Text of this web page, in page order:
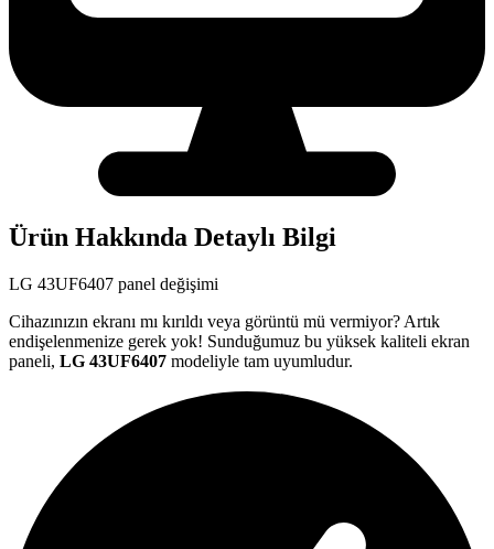
Ürün Hakkında Detaylı Bilgi
LG 43UF6407 panel değişimi
Cihazınızın ekranı mı kırıldı veya görüntü mü vermiyor? Artık
endişelenmenize gerek yok! Sunduğumuz bu yüksek kaliteli ekran
paneli, LG 43UF6407 modeliyle tam uyumludur.